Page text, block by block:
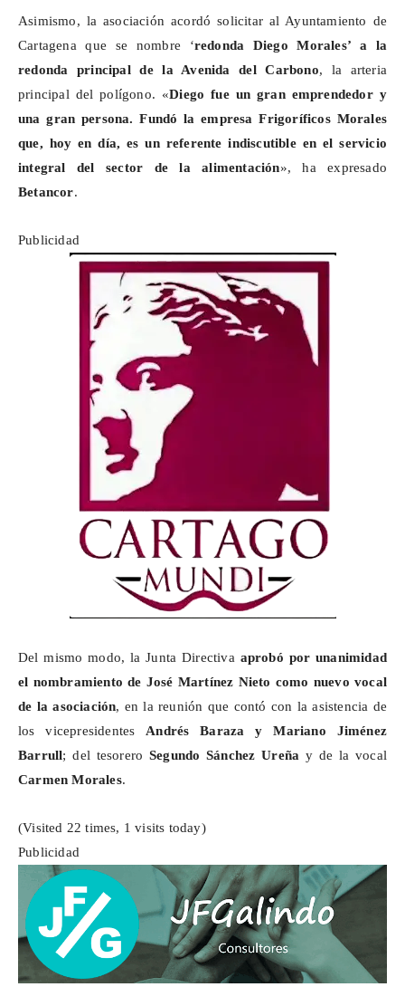
Asimismo, la asociación acordó solicitar al Ayuntamiento de
Cartagena que se nombre ‘redonda Diego Morales’ a la
redonda principal de la Avenida del Carbono, la arteria
principal del polígono. «Diego fue un gran emprendedor y
una gran persona. Fundó la empresa Frigoríficos Morales
que, hoy en día, es un referente indiscutible en el servicio
integral del sector de la alimentación», ha expresado
Betancor.
Publicidad
Del mismo modo, la Junta Directiva aprobó por unanimidad
el nombramiento de José Martínez Nieto como nuevo vocal
de la asociación, en la reunión que contó con la asistencia de
los vicepresidentes Andrés Baraza y Mariano Jiménez
Barrull; del tesorero Segundo Sánchez Ureña y de la vocal
Carmen Morales.
(Visited 22 times, 1 visits today)
Publicidad